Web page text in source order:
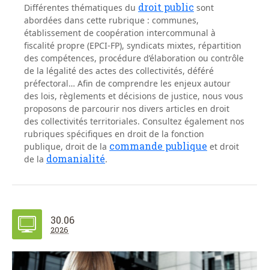
Différentes thématiques du droit public sont
abordées dans cette rubrique : communes,
établissement de coopération intercommunal à
fiscalité propre (EPCI-FP), syndicats mixtes, répartition
des compétences, procédure d’élaboration ou contrôle
de la légalité des actes des collectivités, déféré
préfectoral… Afin de comprendre les enjeux autour
des lois, règlements et décisions de justice, nous vous
proposons de parcourir nos divers articles en droit
des collectivités territoriales. Consultez également nos
rubriques spécifiques en droit de la fonction
publique, droit de la commande publique et droit
de la domanialité.
30.06
2026